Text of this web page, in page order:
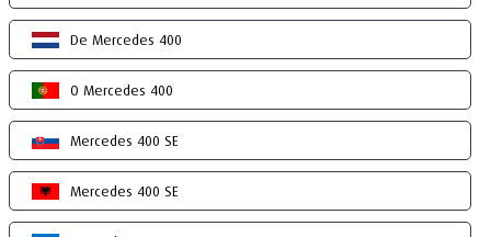
De Mercedes 400
O Mercedes 400
Mercedes 400 SE
Mercedes 400 SE